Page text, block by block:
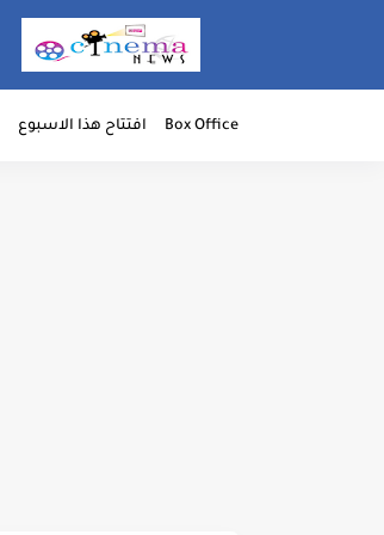
Box Office افتتاح هذا الاسبوع